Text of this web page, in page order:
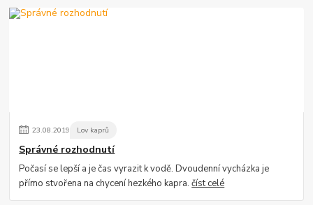
23.08.2019 Lov kaprů
Správné rozhodnutí
Počasí se lepší a je čas vyrazit k vodě. Dvoudenní vycházka je
přímo stvořena na chycení hezkého kapra.číst celé